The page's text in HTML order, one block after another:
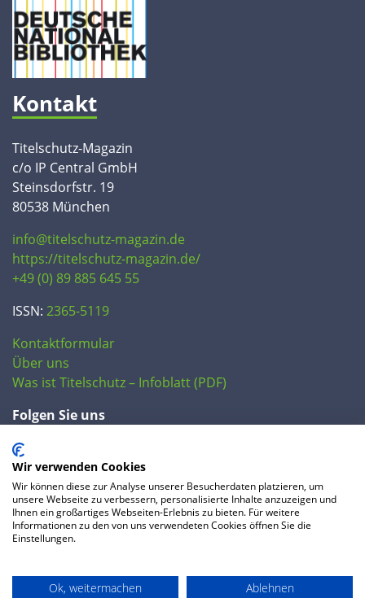
Kontakt
Titelschutz-Magazin
c/o IP Central GmbH
Steinsdorfstr. 19
80538 München
info@titelschutz-magazin.de
https://titelschutz-magazin.de/
+49 (0) 89 885 645 55
ISSN: 2365-5119
Kontaktformular
Über uns
Was ist Titelschutz – Infoblatt (PDF)
Folgen Sie uns
FAQ
Datenschutzerklärung AGB Preise
Wir verwenden Cookies
Wir können diese zur Analyse unserer Besucherdaten platzieren, um
unsere Webseite zu verbessern, personalisierte Inhalte anzuzeigen und
Ihnen ein großartiges Webseiten-Erlebnis zu bieten. Für weitere
Informationen zu den von uns verwendeten Cookies öffnen Sie die
Einstellungen.
Ok, weitermachen Ablehnen